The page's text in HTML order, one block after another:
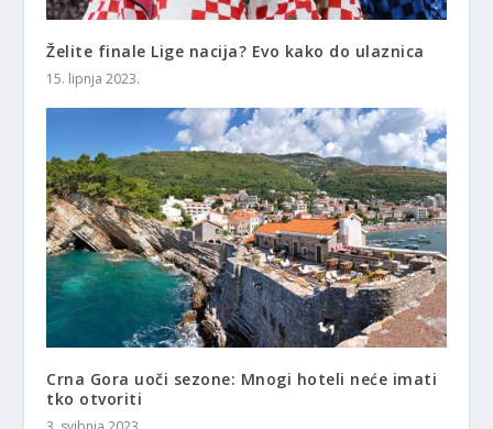
Želite finale Lige nacija? Evo kako do ulaznica
15. lipnja 2023.
Crna Gora uoči sezone: Mnogi hoteli neće imati
tko otvoriti